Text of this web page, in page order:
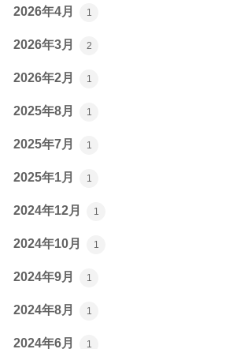
2026年4月 1
2026年3月 2
2026年2月 1
2025年8月 1
2025年7月 1
2025年1月 1
2024年12月 1
2024年10月 1
2024年9月 1
2024年8月 1
2024年6月 1